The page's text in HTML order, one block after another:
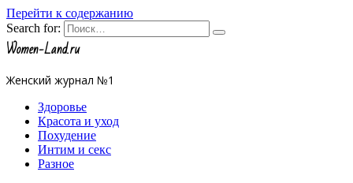
Перейти к содержанию
Search for:
Women-Land.ru
Женский журнал №1
Здоровье
Красота и уход
Похудение
Интим и секс
Разное